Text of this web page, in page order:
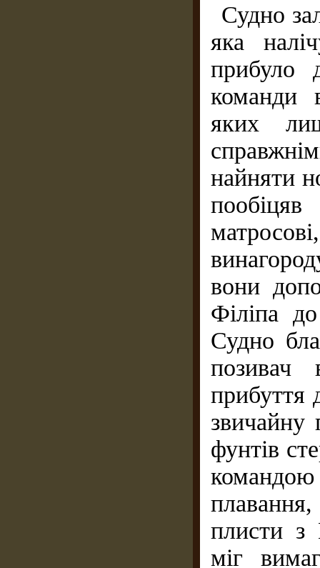
Судно
яка
прибуло
команди
яких
найняти
вони
Філіпа
Судно
позивач
прибуття
звичайну
фунтів
плисти з
міг